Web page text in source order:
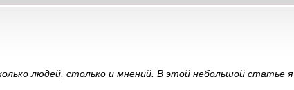
людей, столько и мнений. В этой небольшой статье я